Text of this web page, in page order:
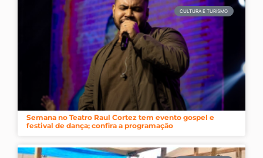
CULTURA E TURISMO
Semana no Teatro Raul Cortez tem evento gospel e
festival de dança; confira a programação